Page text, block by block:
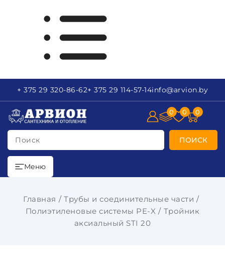
+ 375 29 320-86-62+ 375 29 114-57-14info@arvion.by
Поиск ПОИСК
0 0 0
Меню
Главная
Трубы и соединительные части
Полиэтиленовые системы PE-X
Тройник
аксиальный STI 20